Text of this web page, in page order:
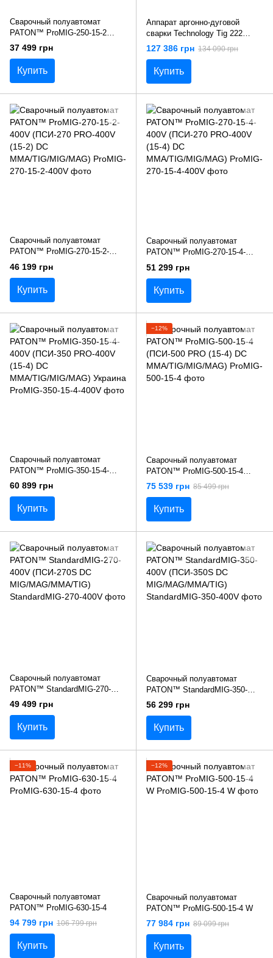
Сварочный полуавтомат
PATON™ ProMIG-250-15-2
(ПСИ-250 PRO (15-2))
37 499 грн
Купить
Аппарат аргонно-дуговой
сварки Technology Tig 222
AC/DC-HF/LIFT Telwin 852054
127 386 грн 134 090 грн
Купить
Сварочный полуавтомат
PATON™ ProMIG-270-15-2-
400V (ПСИ-270 PRO-400V (15-
2) DC MMA/TIG/MIG/MAG)
46 199 грн
Купить
Сварочный полуавтомат
PATON™ ProMIG-270-15-4-
400V (ПСИ-270 PRO-400V (15-
4) DC MMA/TIG/MIG/MAG)
51 299 грн
Купить
Сварочный полуавтомат
PATON™ ProMIG-350-15-4-
400V (ПСИ-350 PRO-400V (15-
4) DC MMA/TIG/MIG/MAG)
Украина
60 899 грн
Купить
−12%
Сварочный полуавтомат
PATON™ ProMIG-500-15-4
(ПСИ-500 PRO (15-4) DC
MMA/TIG/MIG/MAG)
75 539 грн 85 499 грн
Купить
Сварочный полуавтомат
PATON™ StandardMIG-270-
400V (ПСИ-270S DC
MIG/MAG/MMA/TIG)
49 499 грн
Купить
Сварочный полуавтомат
PATON™ StandardMIG-350-
400V (ПСИ-350S DC
MIG/MAG/MMA/TIG)
56 299 грн
Купить
−11%
Сварочный полуавтомат
PATON™ ProMIG-630-15-4
94 799 грн 106 799 грн
Купить
−12%
Сварочный полуавтомат
PATON™ ProMIG-500-15-4 W
77 984 грн 89 099 грн
Купить